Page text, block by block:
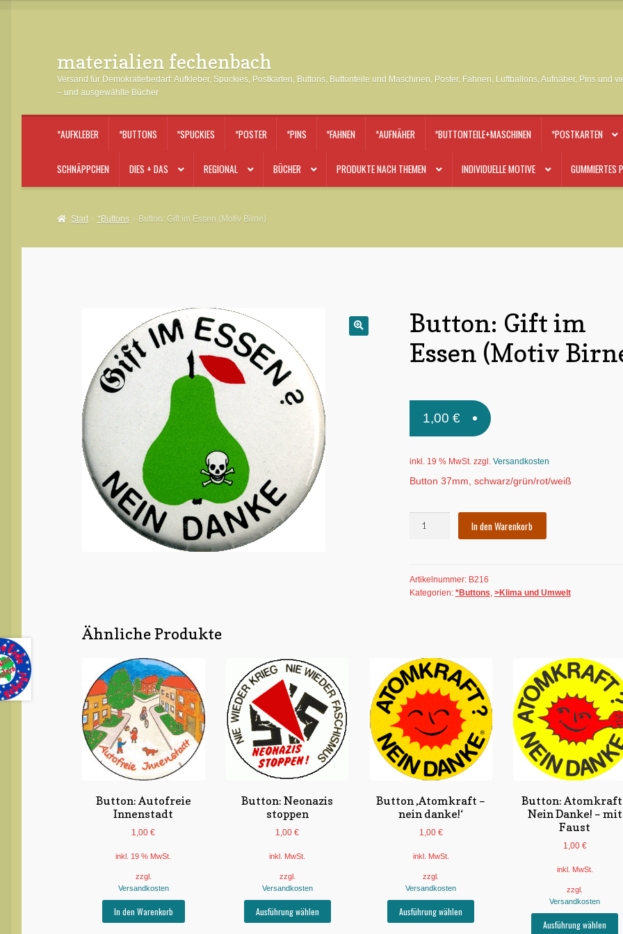
Navigation
springen
Inhalt
springen
materialien fechenbach
Versand für Demokratiebedarf: Aufkleber, Spuckies, Postkarten, Buttons, Buttonteile und Maschinen, Poster, Fahnen, Luftballons, Aufnäher, Pins und
– und ausgewählte Bücher
*AUFKLEBER *BUTTONS *SPUCKIES *POSTER *PINS *FAHNEN *AUFNÄHER *BUTTONTEILE+MASCHINEN *POSTKARTEN
SCHNÄPPCHEN DIES + DAS REGIONAL BÜCHER PRODUKTE NACH THEMEN INDIVIDUELLE MOTIVE GUMMIERTES
Start *Buttons Button: Gift im Essen (Motiv Birne)
Button: Gift im
Essen (Motiv
1,00€
inkl. 19 % MwSt. zzgl. Versandkosten
Button 37mm, schwarz/grün/rot/weiß
(Motiv
Birne)
In den Warenkorb
Artikelnummer: B216
Kategorien: *Buttons, >Klima und Umwelt
Ähnliche Produkte
Button: Autofreie
Innenstadt
1,00€
inkl. 19 % MwSt.
zzgl.
Versandkosten
In den Warenkorb
Button: Neonazis
stoppen
1,00€
inkl. MwSt.
zzgl.
Versandkosten
Ausführung wählen
Button ‚Atomkraft –
nein danke!‘
1,00 €
inkl. MwSt.
zzgl.
Versandkosten
Ausführung wählen
Button:
Nein Danke! – mit
Faust
1,00 €
inkl. MwSt.
zzgl.
Versandkosten
Ausführung wählen